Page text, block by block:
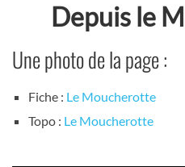
Depuis le
Une photo de la page :
Fiche : Le Moucherotte
Topo : Le Moucherotte